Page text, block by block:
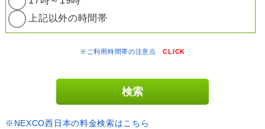
上記以外の時間帯
※ご利用時間帯の注意点CLICK
※NEXCO西日本の料金検索はこちら